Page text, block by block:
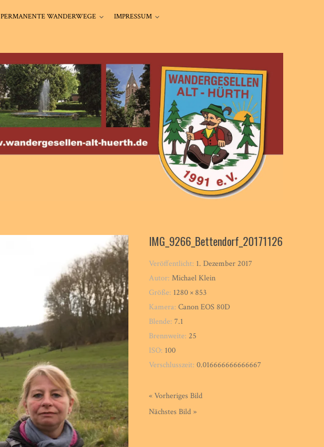
PERMANENTE WANDERWEGE IMPRESSUM
IMG_9266_Bettendorf_20171126
Veröffentlicht: 1. Dezember 2017
Autor:Michael Klein
Größe: 1280 × 853
Kamera:Canon EOS 80D
Blende:7.1
Brennweite: 25
ISO: 100
Verschlusszeit:0.016666666666667
« Vorheriges Bild
Nächstes Bild »